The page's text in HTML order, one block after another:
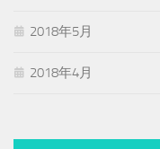
2018年5月
2018年4月